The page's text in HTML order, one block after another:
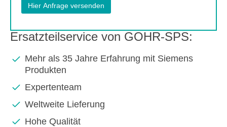
Ersatzteilservice von GOHR-SPS:
Mehr als 35 Jahre Erfahrung mit Siemens
Produkten
Expertenteam
Weltweite Lieferung
Hohe Qualität